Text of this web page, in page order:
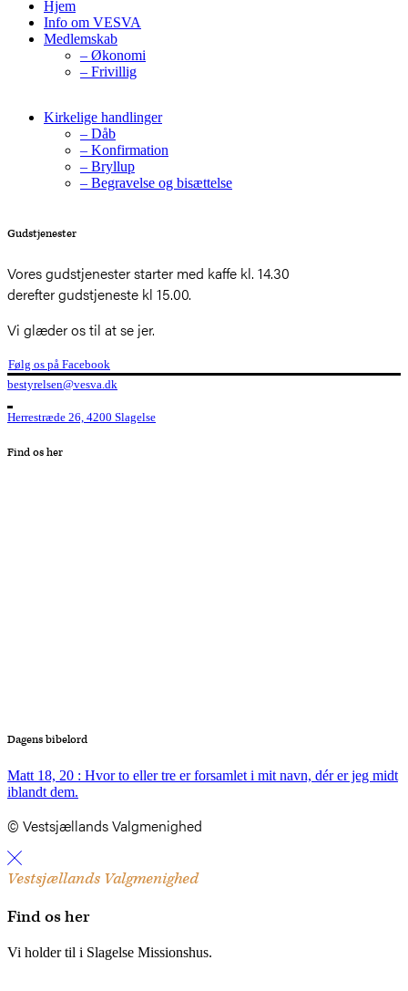
Hjem
Info om VESVA
Medlemskab
– Økonomi
– Frivillig
Kirkelige handlinger
– Dåb
– Konfirmation
– Bryllup
– Begravelse og bisættelse
Gudstjenester
Vores gudstjenester starter med kaffe kl. 14.30
derefter gudstjeneste kl 15.00.
Vi glæder os til at se jer.
Følg os på Facebook
bestyrelsen@vesva.dk
Herrestræde 26, 4200 Slagelse
Find os her
Dagens bibelord
Matt 18, 20 : Hvor to eller tre er forsamlet i mit navn, dér er jeg midt
iblandt dem.
© Vestsjællands Valgmenighed
Vestsjællands Valgmenighed
Find os her
Vi holder til i Slagelse Missionshus.